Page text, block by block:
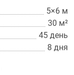
5×6 м
30 м²
45 день
8 дня